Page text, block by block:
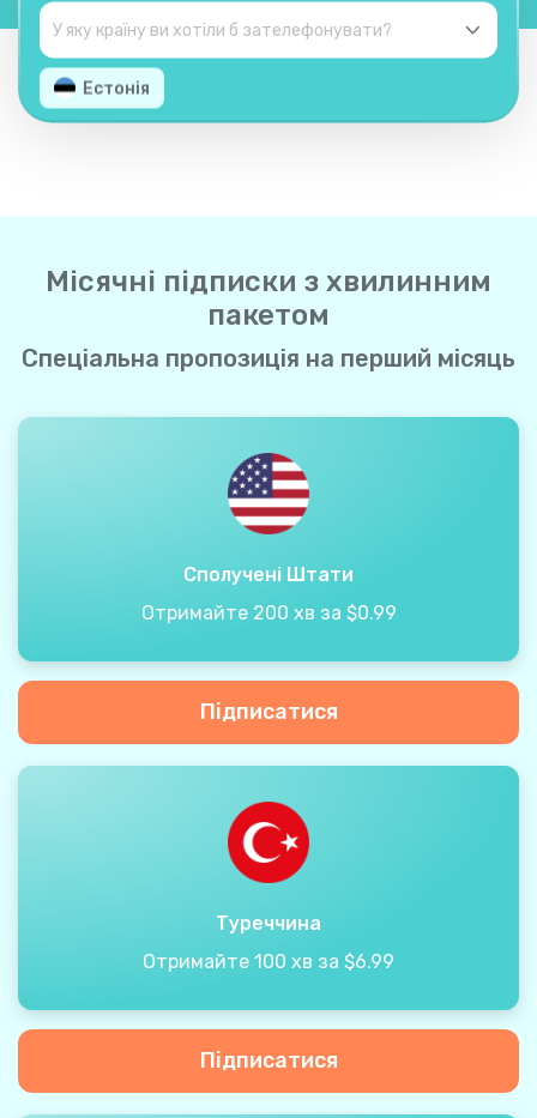
Естонія
Місячні підписки з хвилинним
пакетом
Спеціальна пропозиція на перший місяць
Сполучені Штати
Отримайте 200 хв за $0.99
Підписатися
Туреччина
Отримайте 100 хв за $6.99
Підписатися